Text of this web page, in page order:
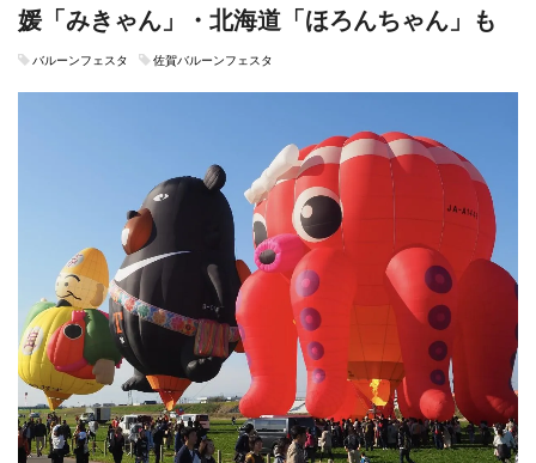
媛「みきゃん」・北海道「ほろんちゃん」も
バルーンフェスタ 佐賀バルーンフェスタ